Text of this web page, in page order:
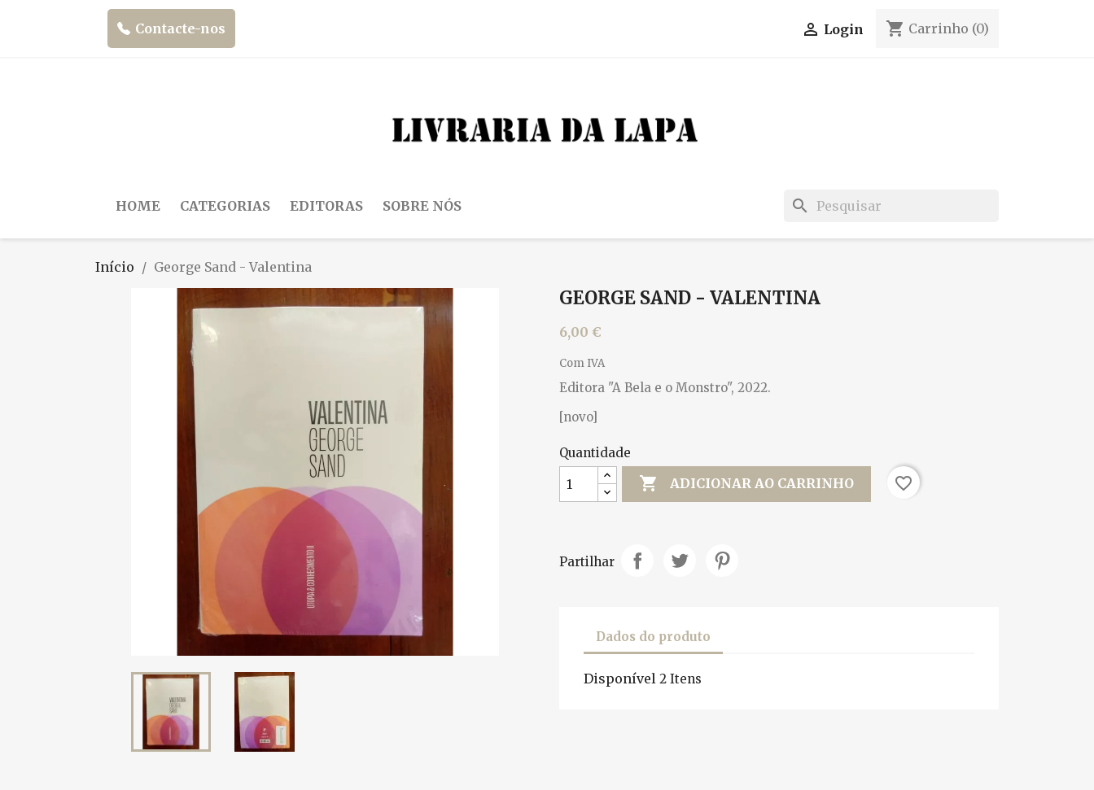
Contacte-nos  Login shopping_cart Carrinho (0)
HOME CATEGORIAS EDITORAS SOBRE NÓS search
Início George Sand - Valentina
GEORGE SAND - VALENTINA
6,00 €
Com IVA
Editora "A Bela e o Monstro", 2022.
[novo]
Quantidade
 ADICIONAR AO CARRINHO favorite_border
Partilhar
Dados do produto
Disponível 2 Itens